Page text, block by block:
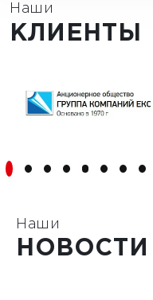
Наши
КЛИЕНТЫ
Наши
НОВОСТИ